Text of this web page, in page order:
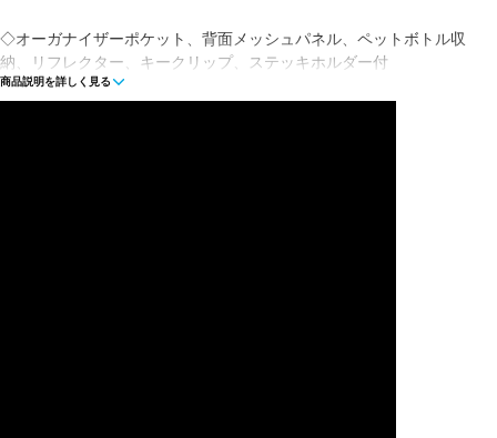
◇オーガナイザーポケット、背面メッシュパネル、ペットボトル収
納、リフレクター、キークリップ、ステッキホルダー付
商品説明を詳しく見る